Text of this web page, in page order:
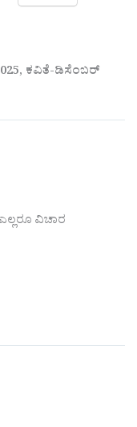
ಕವಿತೆ-ಡಿಸೆಂಬರ್
ವಿಚಾರ